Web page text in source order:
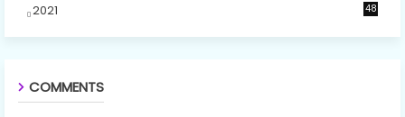
2021 48
COMMENTS